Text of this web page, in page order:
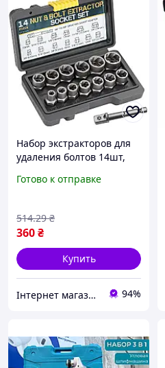
Набор экстракторов для
удаления болтов 14шт,
откручивания
Готово к отправке
360₴
514.29 ₴
Купить
Інтернет магазин Сенс 94%